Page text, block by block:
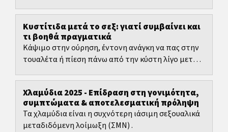
Κυστίτιδα μετά το σεξ: γιατί συμβαίνει και
τι βοηθά πραγματικά
Κάψιμο στην ούρηση, έντονη ανάγκη να πας στην
τουαλέτα ή πίεση πάνω από την κύστη λίγο μετά
Χλαμύδια 2025 - Επίδραση στη γονιμότητα,
συμπτώματα & αποτελεσματική πρόληψη
Τα χλαμύδια είναι η συχνότερη ιάσιμη σεξουαλικά
μεταδιδόμενη λοίμωξη (ΣΜΝ) .